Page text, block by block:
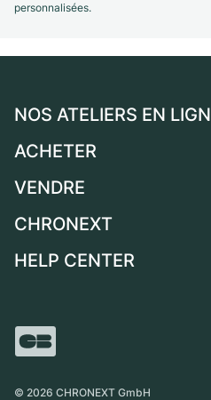
personnalisées.
NOS ATELIERS EN
Allemagne
Suisse
France
International
ACHETER
Toutes les montres de luxe
Independent Brands
VENDRE
Vendre une montre
CHRONEXT
Qui sommes-nous ?
Magazine
HELP CENTER
Retrait sur place
© 2026 CHRONEXT GmbH